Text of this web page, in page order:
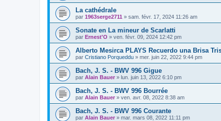
La cathédrale
par 1963serge2711 » sam. févr. 17, 2024 11:26 am
Sonate en La mineur de Scarlatti
par Ernest'O » ven. févr. 09, 2024 12:42 pm
Alberto Mesirca PLAYS Recuerdo una Brisa
par Cristiano Porqueddu » mer. juin 22, 2022 9:44 pm
Bach, J. S. - BWV 996 Gigue
par Alain Bauer » lun. juin 13, 2022 6:10 pm
Bach, J. S. - BWV 996 Bourrée
par Alain Bauer » ven. avr. 08, 2022 8:38 am
Bach, J. S. - BWV 996 Courante
par Alain Bauer » mar. mars 08, 2022 11:11 pm